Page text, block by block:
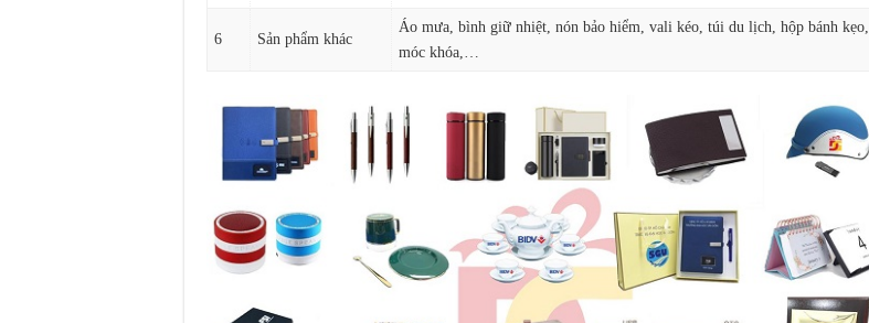
6 Sản phẩm khác
Áo mưa, bình giữ nhiệt, nón bảo hiểm, vali kéo, túi du lịch, hộp bánh kẹo,
móc khóa,…